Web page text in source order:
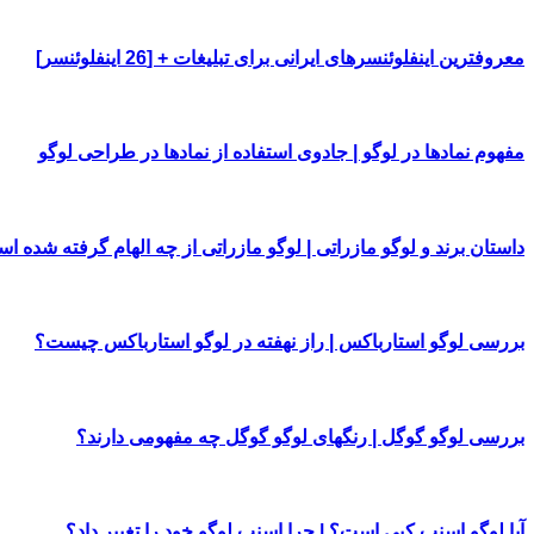
معروفترین اینفلوئنسرهای ایرانی برای تبلیغات + [26 اینفلوئنسر]
مفهوم نمادها در لوگو | جادوی استفاده از نمادها در طراحی لوگو
داستان برند و لوگو مازراتی | لوگو مازراتی از چه الهام گرفته شده
بررسی لوگو استارباکس | راز نهفته در لوگو استارباکس چیست؟
بررسی لوگو گوگل | رنگهای لوگو گوگل چه مفهومی دارند؟